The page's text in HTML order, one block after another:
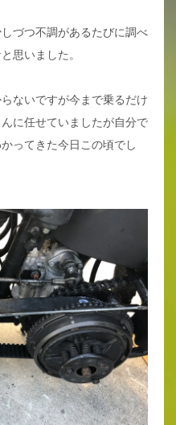
づつ不調があるたびに調べ
思いました。
ないですが今まで乗るだけ
に任せていましたが自分で
ってきた今日この頃でし